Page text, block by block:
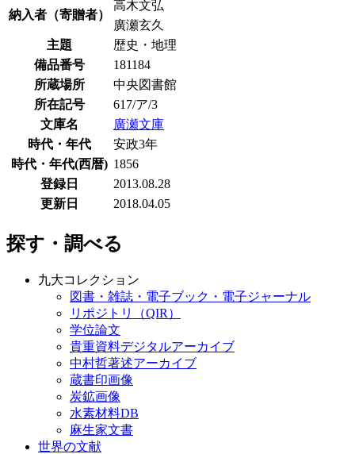
納入者（寄贈者）
高木文弘
廣瀬玄久
主題
歴史・地理
備品番号
181184
所蔵場所
中央図書館
所在記号
617/ア/3
文庫名
廣瀬文庫
時代・年代
安政3年
時代・年代(西暦) 1856
登録日
2013.08.28
更新日
2018.04.05
探す・調べる
九大コレクション
図書・雑誌・電子ブック・電子ジャーナル
リポジトリ（QIR）
学位論文
貴重資料デジタルアーカイブ
中村哲著述アーカイブ
蔵書印画像
炭鉱画像
水素材料DB
麻生家文書
世界の文献